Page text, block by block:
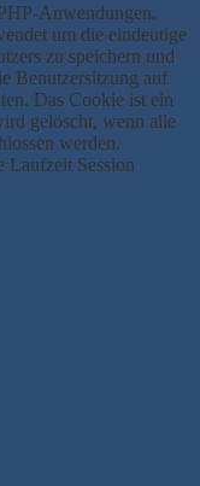
Anwendungen.
um die eindeutige
zu speichern und
Benutzersitzung auf
Das Cookie ist ein
gelöscht, wenn alle
werden.
Laufzeit Session